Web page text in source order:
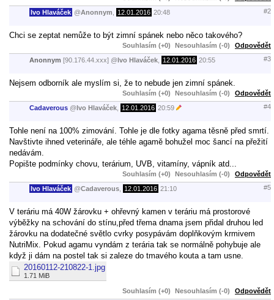
Ivo Hlaváček @Anonnym 12.01.2016 20:48 #2
Chci se zeptat nemůže to být zimní spánek nebo něco takového?
Souhlasím (+0) Nesouhlasím (-0) Odpovědět
Anonnym [90.176.44.xxx] @ Ivo Hlaváček 12.01.2016 20:55 #3
Nejsem odborník ale myslím si, že to nebude jen zimní spánek.
Souhlasím (+0) Nesouhlasím (-0) Odpovědět
Cadaverous @ Ivo Hlaváček 12.01.2016 20:59 #4
Tohle není na 100% zimování. Tohle je dle fotky agama těsně před smrtí.
Navštivte ihned veterináře, ale téhle agamě bohužel moc šancí na přežití
nedávám.
Popište podmínky chovu, terárium, UVB, vitamíny, vápník atd...
Souhlasím (+0) Nesouhlasím (-0) Odpovědět
Ivo Hlaváček @Cadaverous 12.01.2016 21:10 #5
V teráriu má 40W žárovku + ohřevný kamen v teráriu má prostorové
výběžky na schování do stínu,před třema dnama jsem přidal druhou led
žárovku na dodatečné světlo cvrky posypávám doplňkovým krmivem
NutriMix. Pokud agamu vyndám z terária tak se normálně pohybuje ale
když ji dám na postel tak si zaleze do tmavého kouta a tam usne.
20160112-210822-1.jpg
1.71 MiB
Souhlasím (+0) Nesouhlasím (-0) Odpovědět